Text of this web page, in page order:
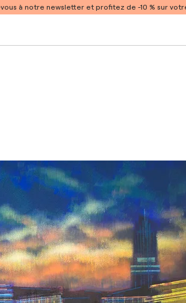
à notre newsletter et profitez de -10 % sur